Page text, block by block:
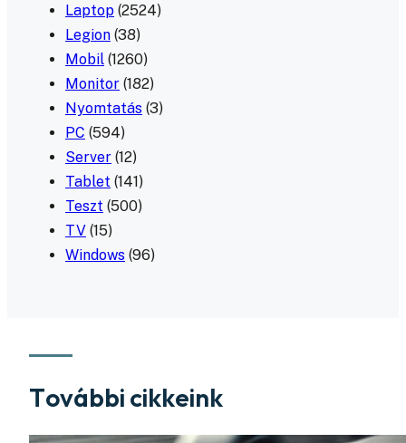
Laptop (2524)
Legion (38)
Mobil (1260)
Monitor (182)
Nyomtatás (3)
PC (594)
Server (12)
Tablet (141)
Teszt (500)
TV (15)
Windows (96)
További cikkeink